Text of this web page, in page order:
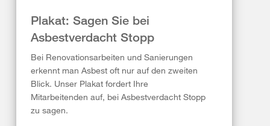
Plakat: Sagen Sie bei
Asbestverdacht Stopp
Bei Renovationsarbeiten und Sanierungen
erkennt man Asbest oft nur auf den zweiten
Blick. Unser Plakat fordert Ihre
Mitarbeitenden auf, bei Asbestverdacht Stopp
zu sagen.